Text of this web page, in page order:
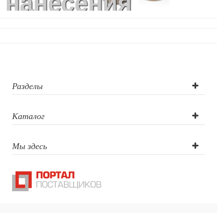
круговая,
Гравировка
(CO2 лазер),
Цифровая
печать,
Гравировка
Разделы
Каталог
Мы здесь